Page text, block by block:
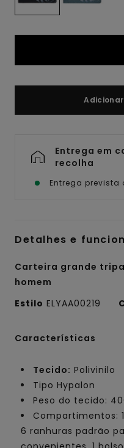
Entrega em
recolha
Entrega prevista
Detalhes e
Carteira grande
homem
Estilo ELYAA00219
Características
Tecido: Polivinilo
Tipo Hypalon
Peso do tecido:
Compartimentos:
6 ranhuras padrão